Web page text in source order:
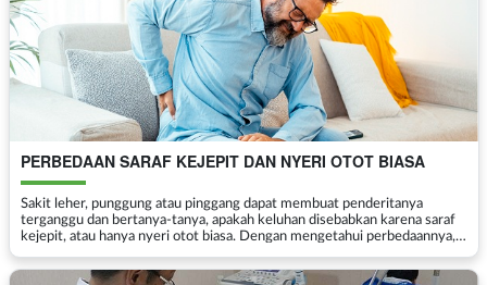
PERBEDAAN SARAF KEJEPIT DAN NYERI OTOT BIASA
Sakit leher, punggung atau pinggang dapat membuat penderitanya
terganggu dan bertanya-tanya, apakah keluhan disebabkan karena saraf
kejepit, atau hanya nyeri otot biasa. Dengan mengetahui perbedaannya,